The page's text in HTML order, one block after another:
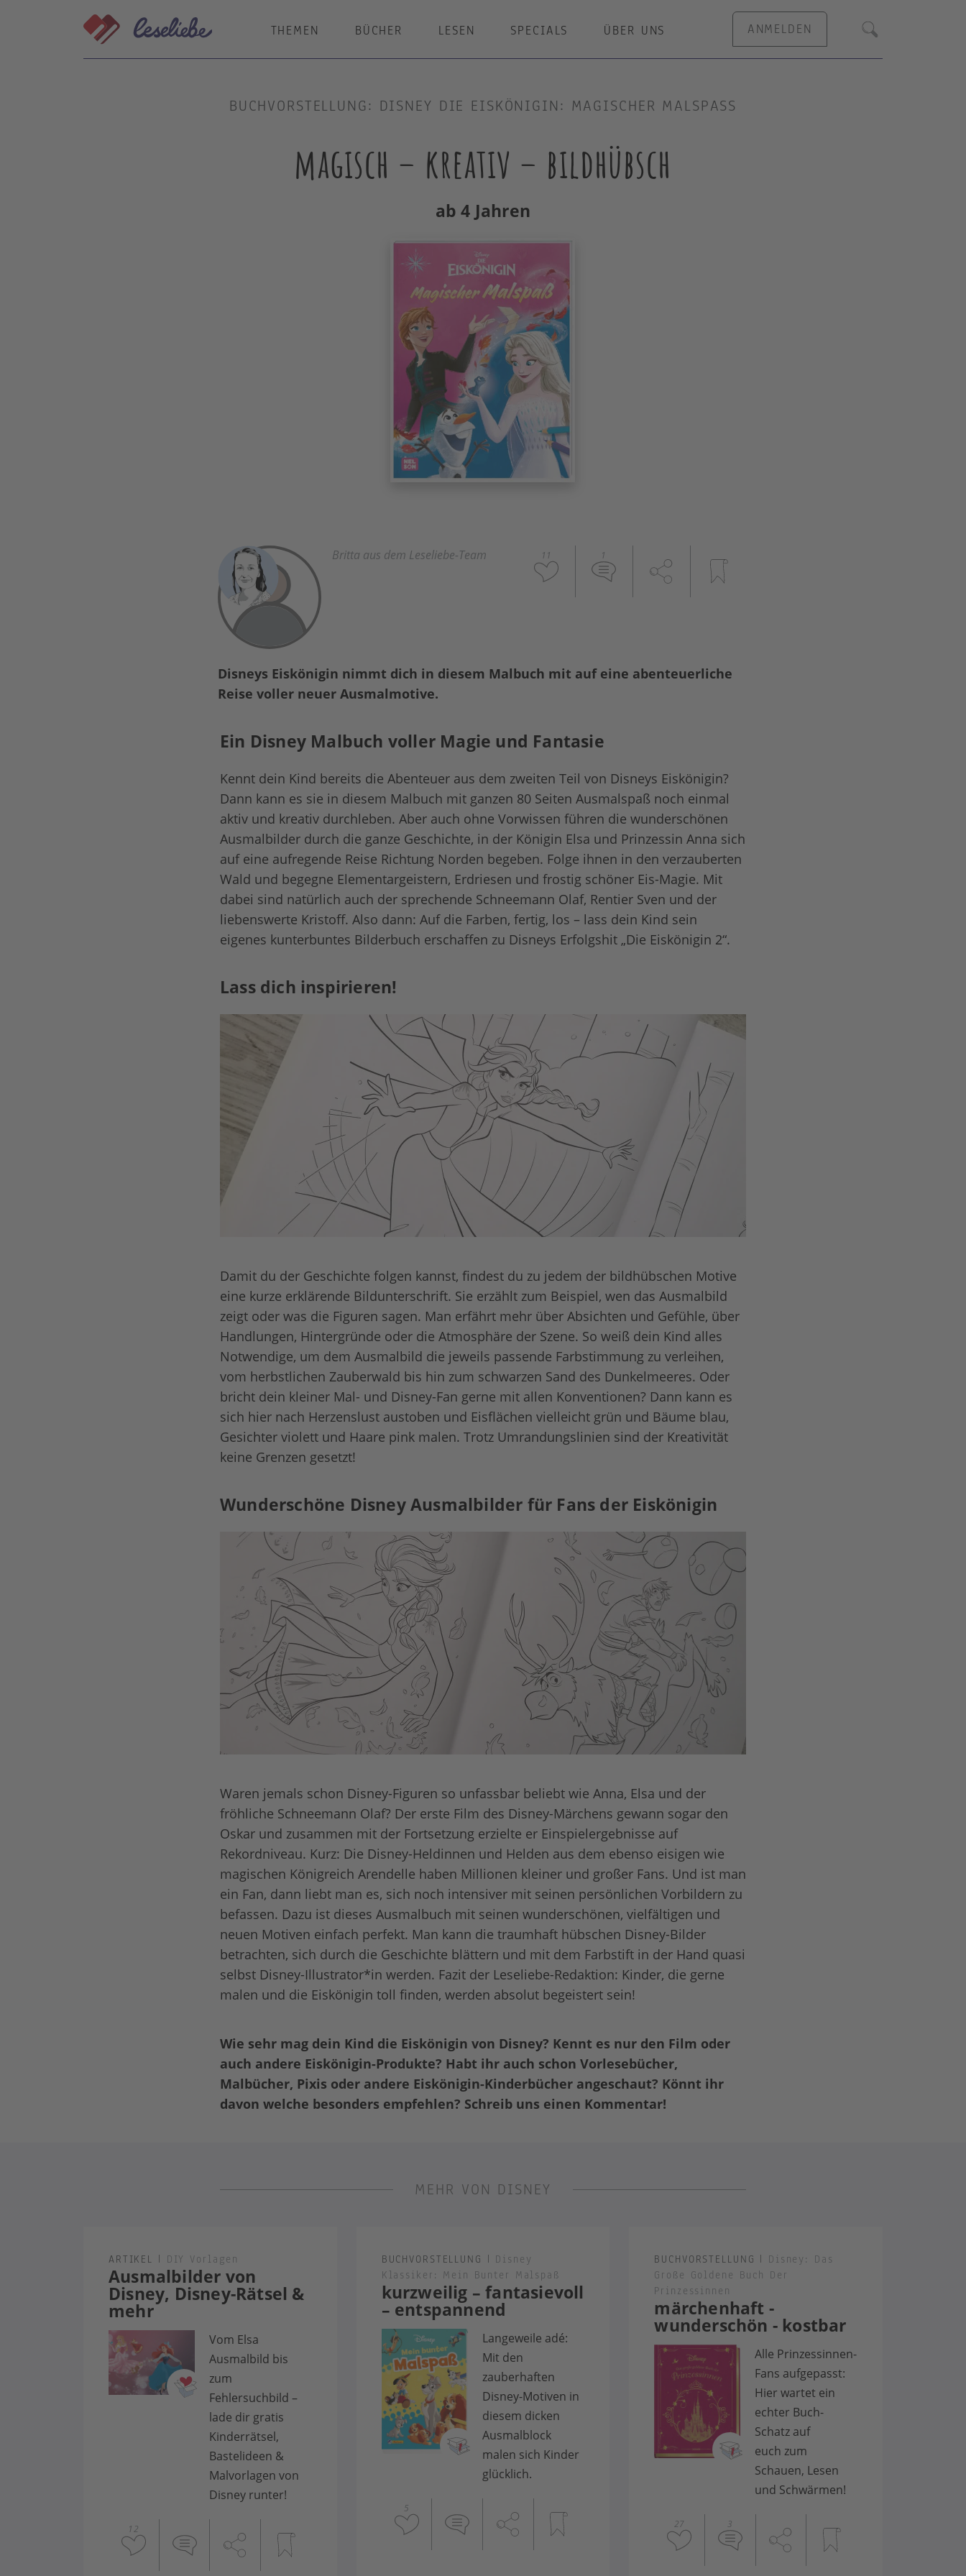
THEMEN BÜCHER LESEN SPECIALS ÜBER UNS ANMELDEN Suche
BUCHVORSTELLUNG: DISNEY DIE EISKÖNIGIN: MAGISCHER MALSPASS
magisch – kreativ – bildhübsch
ab 4 Jahren
Britta aus dem Leseliebe-Team 11 1
Disneys Eiskönigin nimmt dich in diesem Malbuch mit auf eine abenteuerliche
Reise voller neuer Ausmalmotive.
Ein Disney Malbuch voller Magie und Fantasie
Kennt dein Kind bereits die Abenteuer aus dem zweiten Teil von Disneys Eiskönigin?
Dann kann es sie in diesem Malbuch mit ganzen 80 Seiten Ausmalspaß noch einmal
aktiv und kreativ durchleben. Aber auch ohne Vorwissen führen die wunderschönen
Ausmalbilder durch die ganze Geschichte, in der Königin Elsa und Prinzessin Anna sich
auf eine aufregende Reise Richtung Norden begeben. Folge ihnen in den verzauberten
Wald und begegne Elementargeistern, Erdriesen und frostig schöner Eis-Magie. Mit
dabei sind natürlich auch der sprechende Schneemann Olaf, Rentier Sven und der
liebenswerte Kristoff. Also dann: Auf die Farben, fertig, los – lass dein Kind sein
eigenes kunterbuntes Bilderbuch erschaffen zu Disneys Erfolgshit „Die Eiskönigin 2“.
Lass dich inspirieren!
Damit du der Geschichte folgen kannst, findest du zu jedem der bildhübschen Motive
eine kurze erklärende Bildunterschrift. Sie erzählt zum Beispiel, wen das Ausmalbild
zeigt oder was die Figuren sagen. Man erfährt mehr über Absichten und Gefühle, über
Handlungen, Hintergründe oder die Atmosphäre der Szene. So weiß dein Kind alles
Notwendige, um dem Ausmalbild die jeweils passende Farbstimmung zu verleihen,
vom herbstlichen Zauberwald bis hin zum schwarzen Sand des Dunkelmeeres. Oder
bricht dein kleiner Mal- und Disney-Fan gerne mit allen Konventionen? Dann kann es
sich hier nach Herzenslust austoben und Eisflächen vielleicht grün und Bäume blau,
Gesichter violett und Haare pink malen. Trotz Umrandungslinien sind der Kreativität
keine Grenzen gesetzt!
Wunderschöne Disney Ausmalbilder für Fans der Eiskönigin
Waren jemals schon Disney-Figuren so unfassbar beliebt wie Anna, Elsa und der
fröhliche Schneemann Olaf? Der erste Film des Disney-Märchens gewann sogar den
Oskar und zusammen mit der Fortsetzung erzielte er Einspielergebnisse auf
Rekordniveau. Kurz: Die Disney-Heldinnen und Helden aus dem ebenso eisigen wie
magischen Königreich Arendelle haben Millionen kleiner und großer Fans. Und ist man
ein Fan, dann liebt man es, sich noch intensiver mit seinen persönlichen Vorbildern zu
befassen. Dazu ist dieses Ausmalbuch mit seinen wunderschönen, vielfältigen und
neuen Motiven einfach perfekt. Man kann die traumhaft hübschen Disney-Bilder
betrachten, sich durch die Geschichte blättern und mit dem Farbstift in der Hand quasi
selbst Disney-Illustrator*in werden. Fazit der Leseliebe-Redaktion: Kinder, die gerne
malen und die Eiskönigin toll finden, werden absolut begeistert sein!
Wie sehr mag dein Kind die Eiskönigin von Disney? Kennt es nur den Film oder
auch andere Eiskönigin-Produkte? Habt ihr auch schon Vorlesebücher,
Malbücher, Pixis oder andere Eiskönigin-Kinderbücher angeschaut? Könnt ihr
davon welche besonders empfehlen? Schreib uns einen Kommentar!
MEHR VON DISNEY
Ausmalbilder von
Disney, Disney-Rätsel &
mehr
ARTIKEL | DIY Vorlagen
Vom Elsa
Ausmalbild bis
zum
Fehlersuchbild –
lade dir gratis
Kinderrätsel,
Bastelideen &
Malvorlagen von
Disney runter!
12
kurzweilig – fantasievoll
– entspannend
BUCHVORSTELLUNG | Disney
Klassiker: Mein Bunter Malspaß
Langeweile adé:
Mit den
zauberhaften
Disney-Motiven in
diesem dicken
Ausmalblock
malen sich Kinder
glücklich.
5
märchenhaft -
wunderschön - kostbar
BUCHVORSTELLUNG | Disney: Das
Große Goldene Buch Der
Prinzessinnen
Alle Prinzessinnen-
Fans aufgepasst:
Hier wartet ein
echter Buch-
Schatz auf
euch zum
Schauen, Lesen
und Schwärmen!
27 3